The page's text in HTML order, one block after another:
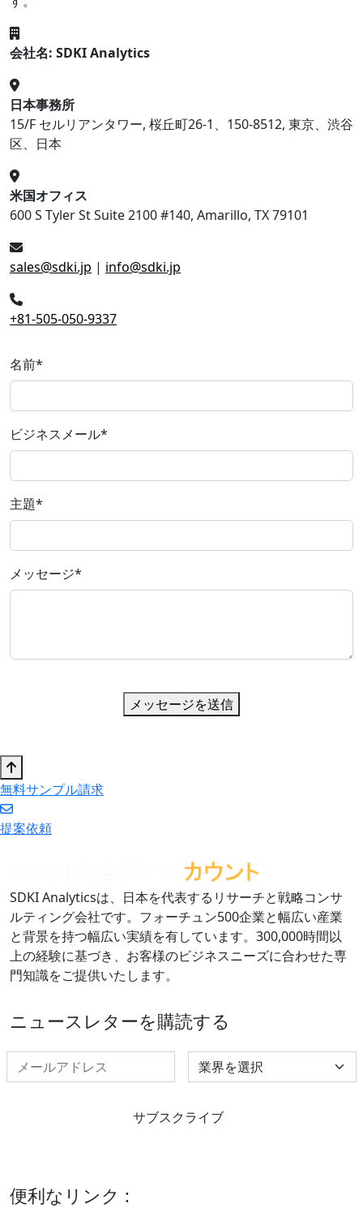
会社名: SDKI Analytics
日本事務所
15/F セルリアンタワー, 桜丘町26-1、150-8512, 東京、渋谷
区、日本
米国オフィス
600 S Tyler St Suite 2100 #140, Amarillo, TX 79101
sales@sdki.jp | info@sdki.jp
+81-505-050-9337
名前*
ビジネスメール*
主題*
メッセージ*
メッセージを送信
無料サンプル請求
提案依頼
SDKI Analyticsは、日本を代表するリサーチと戦略コンサ
ルティング会社です。フォーチュン500企業と幅広い産業
と背景を持つ幅広い実績を有しています。300,000時間以
上の経験に基づき、お客様のビジネスニーズに合わせた専
門知識をご提供いたします。
ニュースレターを購読する
Select Industry
サブスクライブ
便利なリンク :